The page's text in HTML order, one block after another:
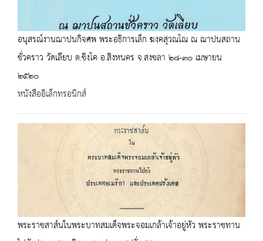
อนุสรณ์งานฌาปนกิจศพ พระอธิการเล็ก ฆงฺคสุวณโณ ณ ฌาปนสถาน
ชั่วคราว วัดเลียบ ต.ชิงโค อ.สิงหนคร จ.สงขลา ๒๘-๓๐ เมษายน
๒๕๒๐
หนังสืออิเล็กทรอนิกส์
พระราชสาส์นในพระบาทสมเด็จพระจอมเกล้าเจ้าอยู่หัว พระราชทาน